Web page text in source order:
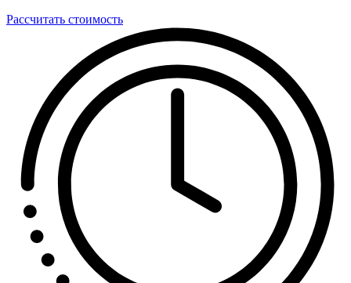
Рассчитать стоимость